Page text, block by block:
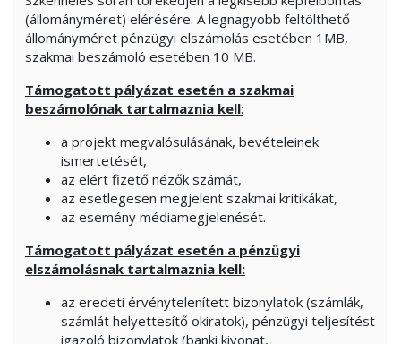
(állományméret) elérésére. A legnagyobb feltölthető
állományméret pénzügyi elszámolás esetében 1MB,
szakmai beszámoló esetében 10 MB.
Támogatott pályázat esetén a szakmai
beszámolónak tartalmaznia kell:
a projekt megvalósulásának, bevételeinek
ismertetését,
az elért fizető nézők számát,
az esetlegesen megjelent szakmai kritikákat,
az esemény médiamegjelenését.
Támogatott pályázat esetén a pénzügyi
elszámolásnak tartalmaznia kell:
az eredeti érvénytelenített bizonylatok (számlák,
számlát helyettesítő okiratok), pénzügyi teljesítést
igazoló bizonylatok (banki kivonat,